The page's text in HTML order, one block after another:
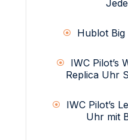
Hublot Big
IWC Pilot’s
Replica Uhr
IWC Pilot’s
Uhr mit